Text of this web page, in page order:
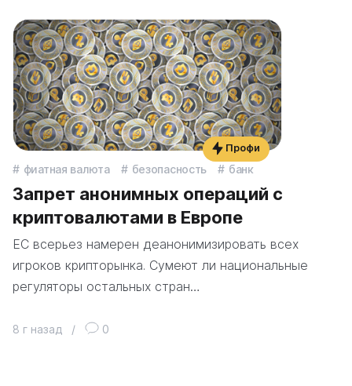
фиатная валюта безопасность банк
Запрет анонимных операций с
криптовалютами в Европе
ЕС всерьез намерен деанонимизировать всех
игроков крипторынка. Сумеют ли национальные
регуляторы остальных стран…
8 г назад / 0
Профи